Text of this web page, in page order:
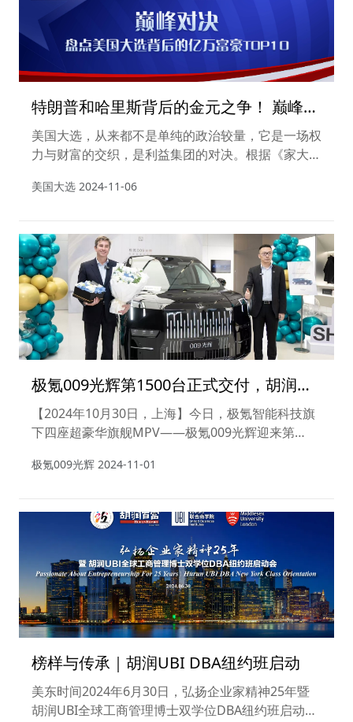
特朗普和哈里斯背后的金元之争！ 巅峰对
决：盘点美国大选背后的亿万富豪TOP10
美国大选，从来都不是单纯的政治较量，它是一场权
力与财富的交织，是利益集团的对决。根据《家大业
些隐藏在大选背后、左右局势的亿万富豪的神秘面
美国大选 2024-11-06
极氪009光辉第1500台正式交付，胡润百
富董事长兼首席调研官胡润成为尊贵车主
【2024年10月30日，上海】今日，极氪智能科技旗
下四座超豪华旗舰MPV——极氪009光辉迎来第
009光辉仅用115天便实现交付破千，第159天迎来
速度纪录。
极氪009光辉 2024-11-01
榜样与传承｜胡润UBI DBA纽约班启动
美东时间2024年6月30日，弘扬企业家精神25年暨
胡润UBI全球工商管理博士双学位DBA纽约班启动会